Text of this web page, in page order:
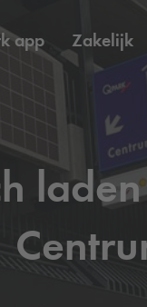
app Zakelijk